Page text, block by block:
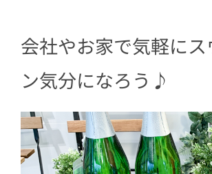
会社やお家で気軽に
ン気分になろう♪